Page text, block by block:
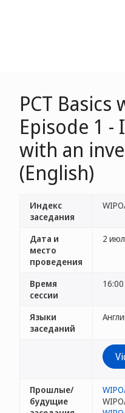
PCT Basics
Episode 1
with an
(English)
Индекс
заседания
Дата и
место
проведения
2
Время
сессии
Языки
заседаний
Прошлые/
будущие